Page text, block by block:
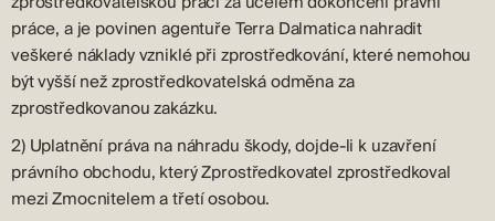
práce, a je povinen agentuře Terra Dalmatica nahradit
veškeré náklady vzniklé při zprostředkování, které nemohou
být vyšší než zprostředkovatelská odměna za
zprostředkovanou zakázku.
2) Uplatnění práva na náhradu škody, dojde-li k uzavření
právního obchodu, který Zprostředkovatel zprostředkoval
mezi Zmocnitelem a třetí osobou.